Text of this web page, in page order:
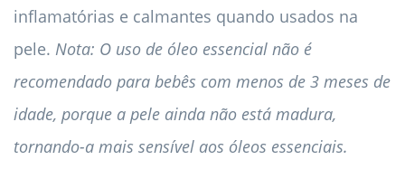
inflamatórias e calmantes quando usados ​​na
pele. Nota: O uso de óleo essencial não é
recomendado para bebês com menos de 3 meses de
idade, porque a pele ainda não está madura,
tornando-a mais sensível aos óleos essenciais.